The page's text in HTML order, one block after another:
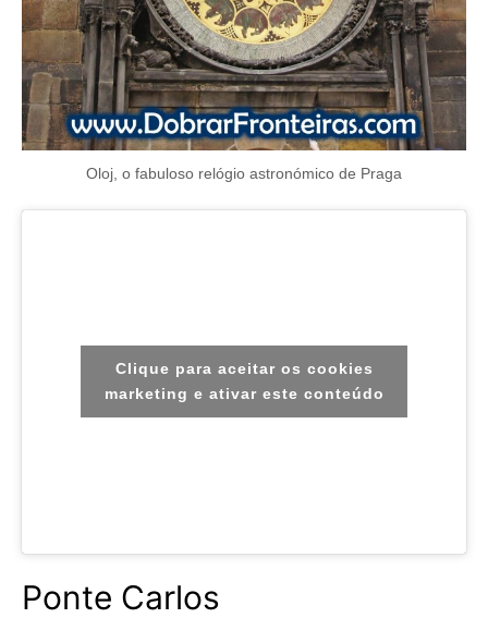
Oloj, o fabuloso relógio astronómico de Praga
Clique para aceitar os cookies
marketing e ativar este conteúdo
Ponte Carlos